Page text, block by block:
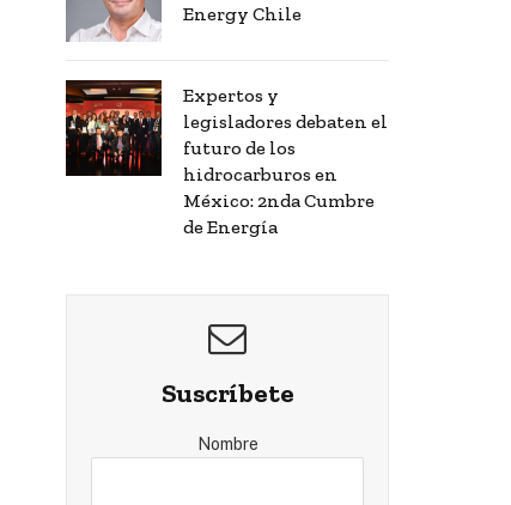
Energy Chile
Expertos y
legisladores debaten el
futuro de los
hidrocarburos en
México: 2nda Cumbre
de Energía
Suscríbete
Nombre